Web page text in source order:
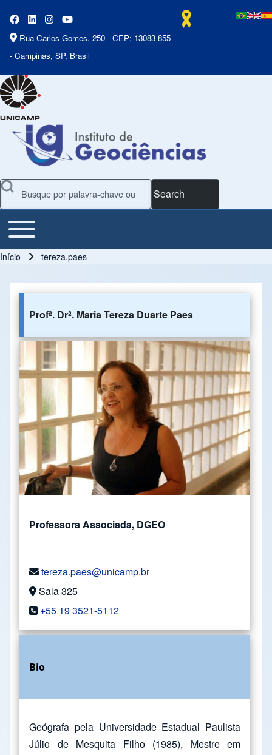
Rua Carlos Gomes, 250 - CEP: 13083-855
- Campinas, SP, Brasil
Search
Main Menu
Toggle main menu
Início tereza.paes
Profª. Drª. Maria Tereza Duarte Paes
Professora Associada, DGEO
tereza.paes@unicamp.br
Sala 325
+55 19 3521-5112
Bio
Geógrafa pela Universidade Estadual Paulista
Júlio de Mesquita Filho (1985), Mestre em